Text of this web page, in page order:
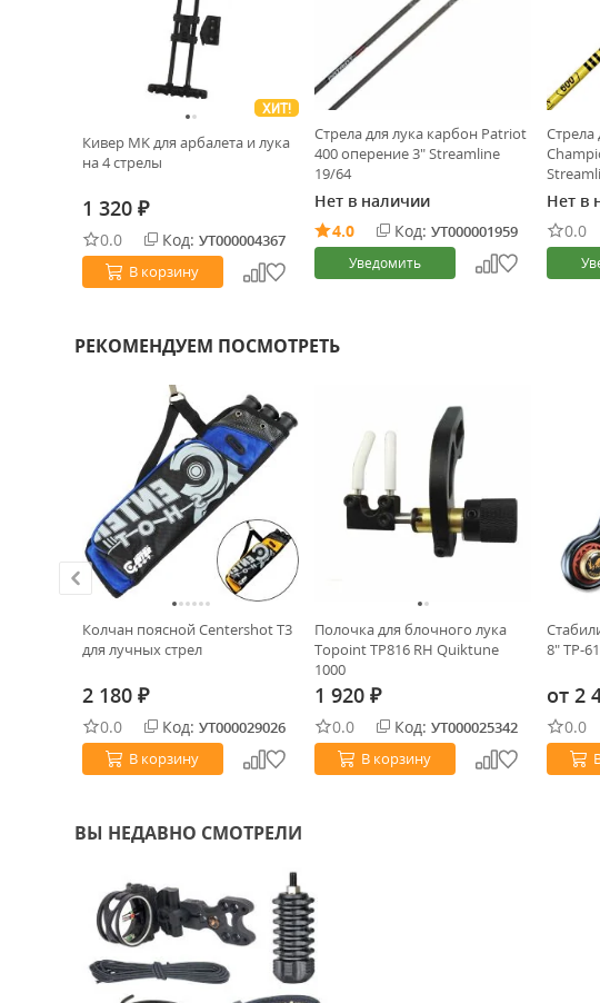
ХИТ!
Кивер MK для арбалета и лука
на 4 стрелы
1 320 ₽
0.0 Код: УТ000004367
В корзину
Стрела для лука карбон Patriot
400 оперение 3" Streamline
19/64
Нет в наличии
4.0
Код: УТ000001959
Уведомить
Стрела
Нет в
0.0
РЕКОМЕНДУЕМ ПОСМОТРЕТЬ
Колчан поясной Centershot T3
для лучных стрел
2 180 ₽
0.0 Код: УТ000029026
В корзину
Полочка для блочного лука
Topoint TP816 RH Quiktune
1000
1 920 ₽
0.0 Код: УТ000025342
В корзину
8" TP-
от 2
0.0
ВЫ НЕДАВНО СМОТРЕЛИ